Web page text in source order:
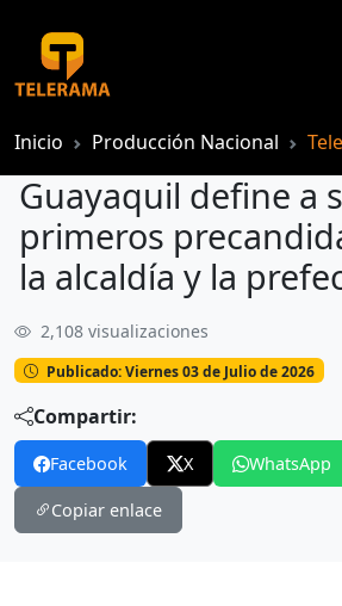
Inicio Producción Nacional
Guayaquil define a
primeros
la alcaldía y la
2,108 visualizaciones
Publicado: Viernes 03 de Julio de 2026
Compartir:
Facebook X WhatsApp
Copiar enlace